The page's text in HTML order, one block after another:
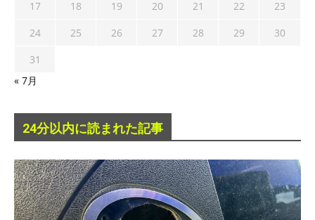
17 18 19 20 21 22
23
24
25 26 27 28 29
30
31
« 7月
24分以内に読まれた記事